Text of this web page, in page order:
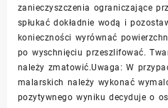
zanieczyszczenia ograniczające
spłukać dokładnie wodą i
konieczności wyrównać
po wyschnięciu przeszlifować.
należy zmatowić.Uwaga: W
malarskich należy wykonać
pozytywnego wyniku decyduje o